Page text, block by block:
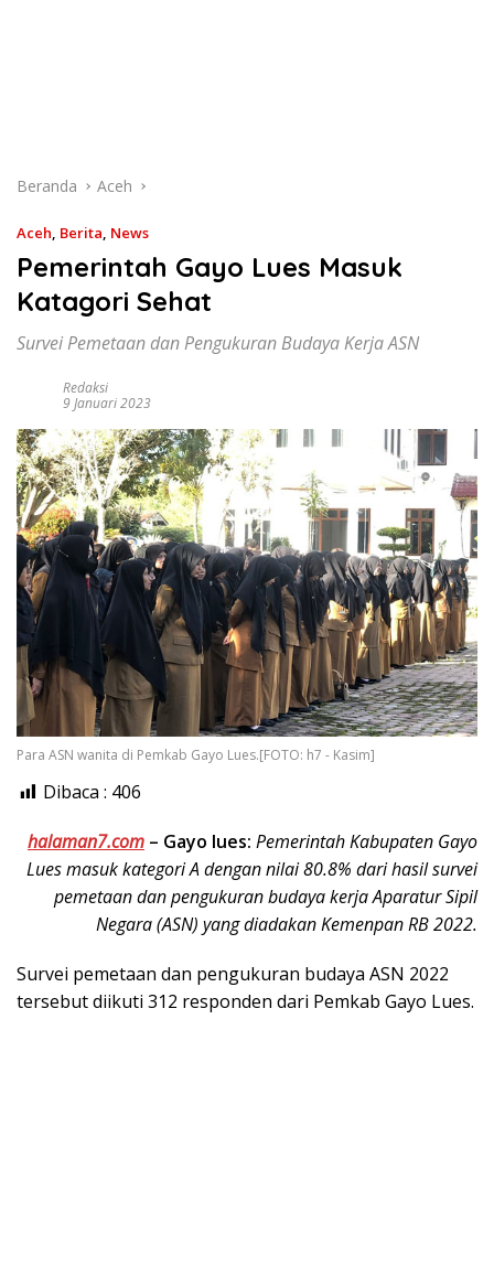
Beranda Aceh
Aceh, Berita, News
Pemerintah Gayo Lues Masuk
Katagori Sehat
Survei Pemetaan dan Pengukuran Budaya Kerja ASN
Redaksi
9 Januari 2023
Para ASN wanita di Pemkab Gayo Lues.[FOTO: h7 - Kasim]
Dibaca : 406
halaman7.com – Gayo lues: Pemerintah Kabupaten Gayo
Lues masuk kategori A dengan nilai 80.8% dari hasil survei
pemetaan dan pengukuran budaya kerja Aparatur Sipil
Negara (ASN) yang diadakan Kemenpan RB 2022.
Survei pemetaan dan pengukuran budaya ASN 2022
tersebut diikuti 312 responden dari Pemkab Gayo Lues.